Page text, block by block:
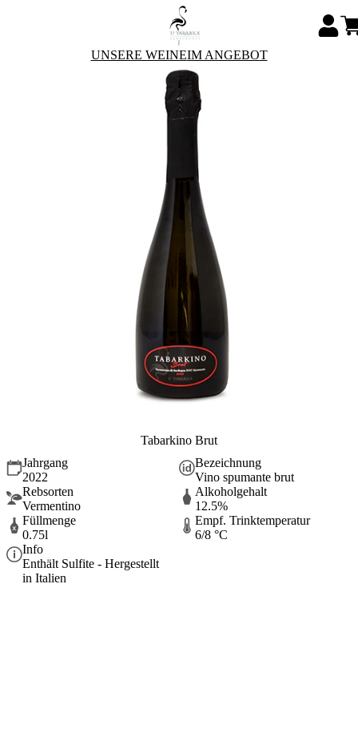
UNSERE WEINEIM ANGEBOT
Tabarkino Brut
Jahrgang
2022
Bezeichnung
Vino spumante brut
Rebsorten
Vermentino
Alkoholgehalt
12.5%
Füllmenge
0.75l
Empf. Trinktemperatur
6/8 °C
Info
Enthält Sulfite - Hergestellt
in Italien